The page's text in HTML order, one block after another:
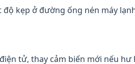
độ kẹp ở đường ống nén máy
tử, thay cảm biến mới nếu hư